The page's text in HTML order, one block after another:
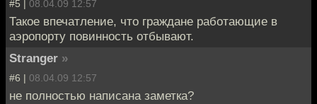
#5 | 08.04.09 12:57
Такое впечатление, что граждане работающие в
аэропорту повинность отбывают.
Stranger »
#6 | 08.04.09 12:57
не полностью написана заметка?